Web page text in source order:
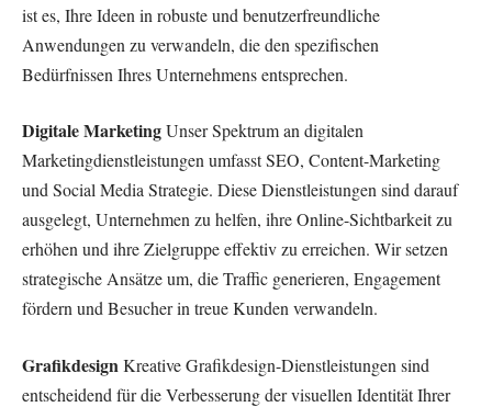
ist es, Ihre Ideen in robuste und benutzerfreundliche
Anwendungen zu verwandeln, die den spezifischen
Bedürfnissen Ihres Unternehmens entsprechen.
Digitale MarketingUnser Spektrum an digitalen
Marketingdienstleistungen umfasst SEO, Content-Marketing
und Social Media Strategie. Diese Dienstleistungen sind darauf
ausgelegt, Unternehmen zu helfen, ihre Online-Sichtbarkeit zu
erhöhen und ihre Zielgruppe effektiv zu erreichen. Wir setzen
strategische Ansätze um, die Traffic generieren, Engagement
fördern und Besucher in treue Kunden verwandeln.
GrafikdesignKreative Grafikdesign-Dienstleistungen sind
entscheidend für die Verbesserung der visuellen Identität Ihrer